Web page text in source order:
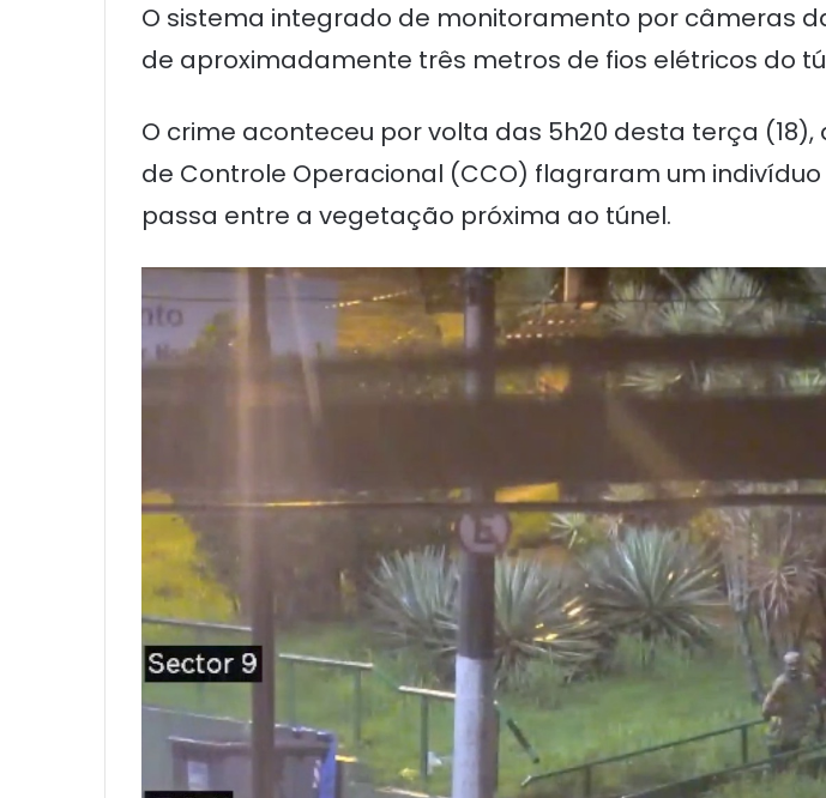
O sistema integrado de monitoramento por câmeras
de aproximadamente três metros de fios elétricos do
O crime aconteceu por volta das 5h20 desta terça
de Controle Operacional (CCO) flagraram um
passa entre a vegetação próxima ao túnel.